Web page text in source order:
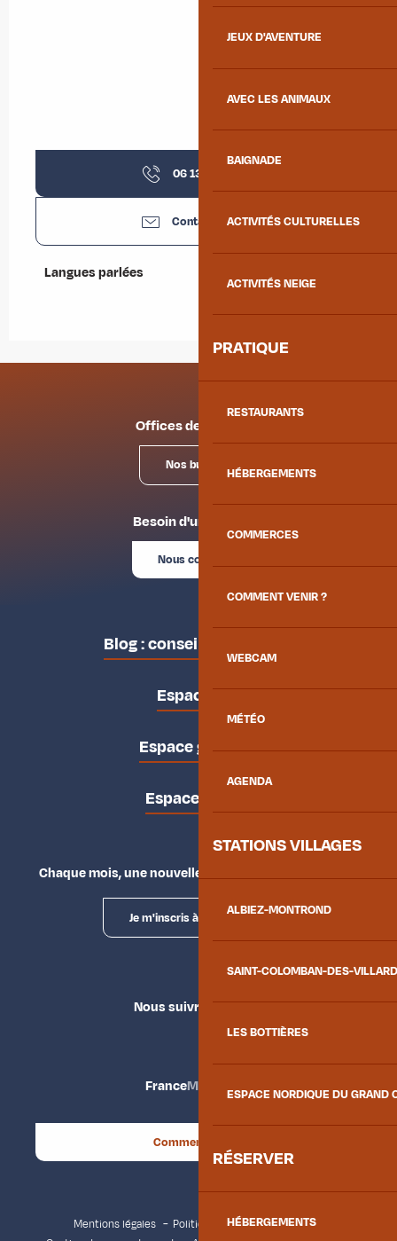
JEUX D'AVENTURE
AVEC LES ANIMAUX
BAIGNADE
ACTIVITÉS CULTURELLES
ACTIVITÉS NEIGE
PRATIQUE
RESTAURANTS
HÉBERGEMENTS
COMMERCES
COMMENT VENIR ?
WEBCAM
MÉTÉO
AGENDA
STATIONS VILLAGES
ALBIEZ-MONTROND
SAINT-COLOMBAN-DES-
LES BOTTIÈRES
ESPACE NORDIQUE DU GRAND
RÉSERVER
HÉBERGEMENTS
06 13 01 58
Contactez-nous
Langues parlées
Langues parlées
Offices de tourisme
Nos bureaux
Besoin d'un conseil ?
Nous contacter
Blog : conseils des locaux
Espace pro
Espace groupes
Espace presse
Chaque mois, une nouvelle façon d'explorer la vallée.
Je m'inscris à la newsletter
Nous suivre
FranceMaurienne
Comment venir ?
Mentions légales
Politique de confidentialité